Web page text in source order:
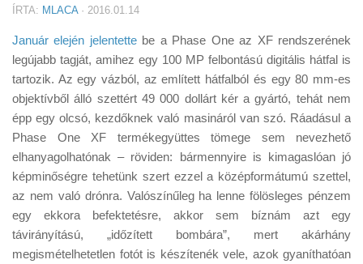
Tudástár
Tanácsok
Érdekességek
Helyszíni Riport
E-BB
ÍRTA: MLACA· 2016.01.14
Január elején jelentettebe a Phase One az XF rendszerének
legújabb tagját, amihez egy 100 MP felbontású digitális hátfal is
tartozik. Az egy vázból, az említett hátfalból és egy 80 mm-es
objektívből álló szettért 49 000 dollárt kér a gyártó, tehát nem
épp egy olcsó, kezdőknek való masináról van szó. Ráadásul a
Phase One XF termékegyüttes tömege sem nevezhető
elhanyagolhatónak – röviden: bármennyire is kimagaslóan jó
képminőségre tehetünk szert ezzel a középformátumú szettel,
az nem való drónra. Valószínűleg ha lenne fölösleges pénzem
egy ekkora befektetésre, akkor sem bíznám azt egy
távirányítású, „időzített bombára”, mert akárhány
megismételhetetlen fotót is készítenék vele, azok gyaníthatóan